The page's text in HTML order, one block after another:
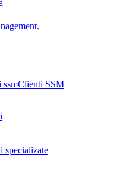
Clienti SSM
specializate